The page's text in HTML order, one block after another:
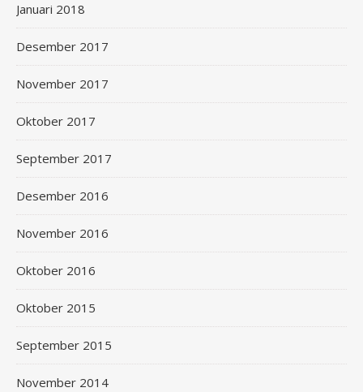
Januari 2018
Desember 2017
November 2017
Oktober 2017
September 2017
Desember 2016
November 2016
Oktober 2016
Oktober 2015
September 2015
November 2014